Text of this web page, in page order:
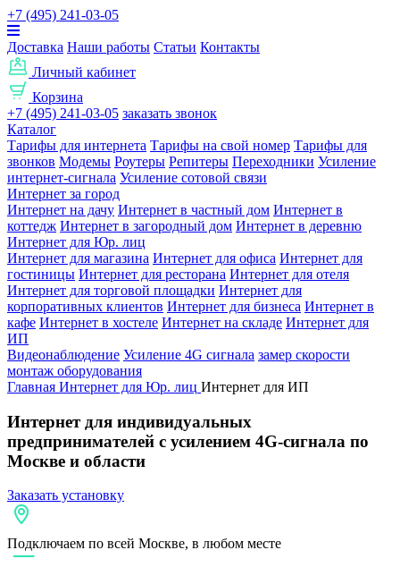
+7 (495) 241-03-05
Доставка Наши работы Статьи Контакты
Личный кабинет
Корзина
+7 (495) 241-03-05 заказать звонок
Каталог
Тарифы для интернета Тарифы на свой номер Тарифы для
звонков Модемы Роутеры Репитеры Переходники Усиление
интернет-сигнала Усиление сотовой связи
Интернет за город
Интернет на дачу Интернет в частный дом Интернет в
коттедж Интернет в загородный дом Интернет в деревню
Интернет для Юр. лиц
Интернет для магазина Интернет для офиса Интернет для
гостиницы Интернет для ресторана Интернет для отеля
Интернет для торговой площадки Интернет для
корпоративных клиентов Интернет для бизнеса Интернет в
кафе Интернет в хостеле Интернет на складе Интернет для
ИП
Видеонаблюдение Усиление 4G сигнала замер скорости
монтаж оборудования
Главная Интернет для Юр. лиц Интернет для ИП
Интернет для индивидуальных
предпринимателей с усилением 4G-сигнала по
Москве и области
Заказать установку
Подключаем по всей Москве, в любом месте